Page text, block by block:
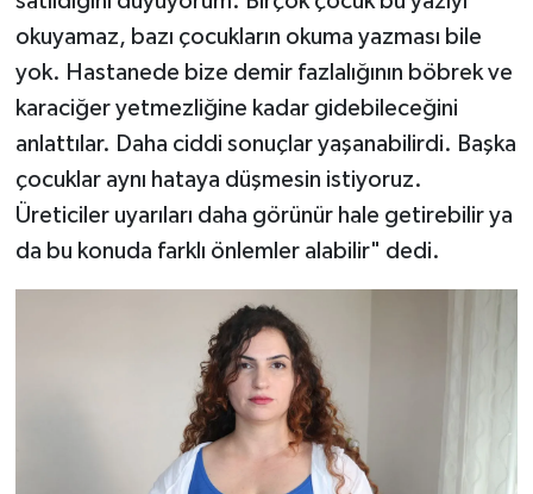
okuyamaz, bazı çocukların okuma yazması bile
yok. Hastanede bize demir fazlalığının böbrek ve
karaciğer yetmezliğine kadar gidebileceğini
anlattılar. Daha ciddi sonuçlar yaşanabilirdi. Başka
çocuklar aynı hataya düşmesin istiyoruz.
Üreticiler uyarıları daha görünür hale getirebilir ya
da bu konuda farklı önlemler alabilir" dedi.